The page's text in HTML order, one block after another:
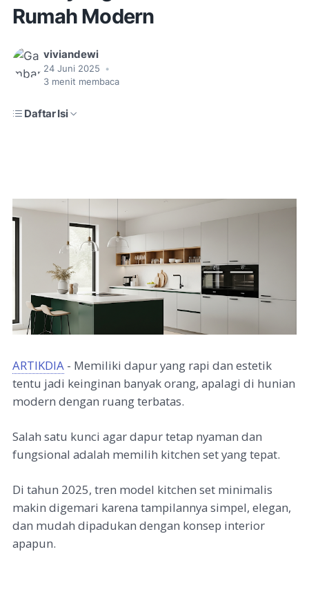
Rumah Modern
viviandewi
24 Juni 2025
•
3 menit membaca
Daftar Isi
ARTIKDIA - Memiliki dapur yang rapi dan estetik
tentu jadi keinginan banyak orang, apalagi di hunian
modern dengan ruang terbatas.
Salah satu kunci agar dapur tetap nyaman dan
fungsional adalah memilih kitchen set yang tepat.
Di tahun 2025, tren model kitchen set minimalis
makin digemari karena tampilannya simpel, elegan,
dan mudah dipadukan dengan konsep interior
apapun.